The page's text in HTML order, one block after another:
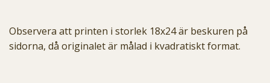
Observera att printen i storlek 18x24 är beskuren på
sidorna, då originalet är målad i kvadratiskt format.